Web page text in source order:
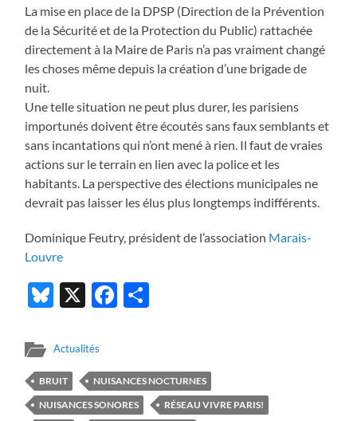
La mise en place de la DPSP (Direction de la Prévention
de la Sécurité et de la Protection du Public) rattachée
directement à la Maire de Paris n’a pas vraiment changé
les choses même depuis la création d’une brigade de
nuit.
Une telle situation ne peut plus durer, les parisiens
importunés doivent être écoutés sans faux semblants et
sans incantations qui n’ont mené à rien. Il faut de vraies
actions sur le terrain en lien avec la police et les
habitants. La perspective des élections municipales ne
devrait pas laisser les élus plus longtemps indifférents.
Dominique Feutry, président de l’association Marais-
Louvre
Bluesky
X Facebook
Actualités
BRUIT
NUISANCES NOCTURNES
NUISANCES SONORES
RÉSEAU VIVRE PARIS!